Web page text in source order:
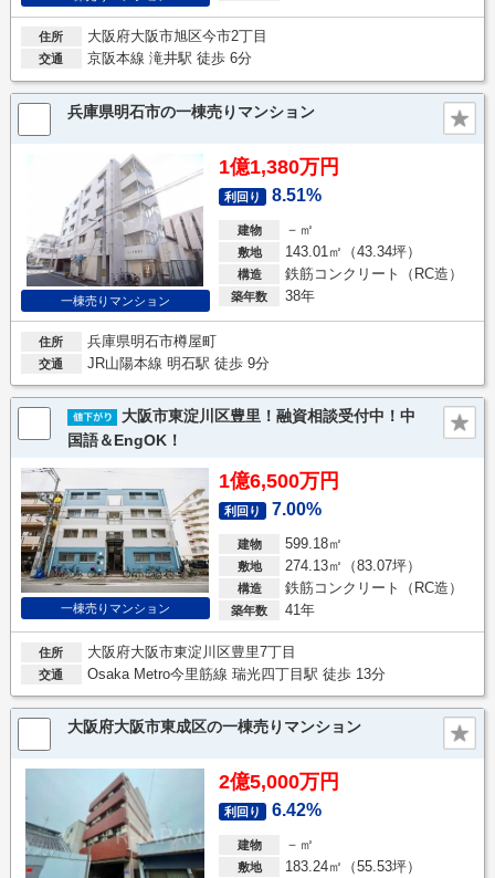
住所 大阪府大阪市旭区今市2丁目
交通 京阪本線 滝井駅 徒歩 6分
兵庫県明石市の一棟売りマンション
一棟売りマンション
1億1,380万円
利回り 8.51%
建物 －㎡
敷地 143.01㎡（43.34坪）
構造 鉄筋コンクリート（RC造）
築年数 38年
住所 兵庫県明石市樽屋町
交通 JR山陽本線 明石駅 徒歩 9分
大阪市東淀川区豊里！融資相談受付中！中
国語＆EngOK！
一棟売りマンション
1億6,500万円
利回り 7.00%
建物 599.18㎡
敷地 274.13㎡（83.07坪）
構造 鉄筋コンクリート（RC造）
築年数 41年
住所 大阪府大阪市東淀川区豊里7丁目
交通 Osaka Metro今里筋線 瑞光四丁目駅 徒歩 13分
大阪府大阪市東成区の一棟売りマンション
2億5,000万円
利回り 6.42%
建物 －㎡
敷地 183.24㎡（55.53坪）